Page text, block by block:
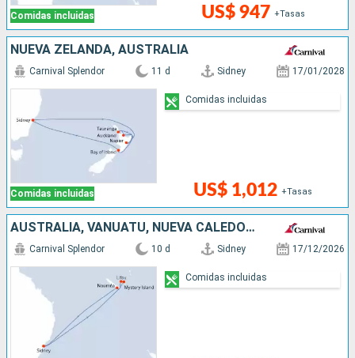
Comidas incluidas US$ 947 +Tasas
NUEVA ZELANDA, AUSTRALIA
Comidas incluidas
Carnival Splendor 11 d Sidney 17/01/2028
US$ 1,012 +Tasas
Comidas incluidas
AUSTRALIA, VANUATU, NUEVA CALEDONIA
Carnival Splendor 10 d Sidney 17/12/2026
Comidas incluidas